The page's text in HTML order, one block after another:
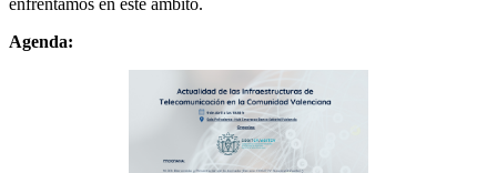
enfrentamos en este ámbito.
Agenda: